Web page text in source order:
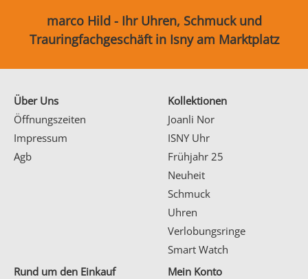
marco Hild - Ihr Uhren, Schmuck und
Trauringfachgeschäft in Isny am Marktplatz
Über Uns
Öffnungszeiten
Impressum
Agb
Kollektionen
Joanli Nor
ISNY Uhr
Frühjahr 25
Neuheit
Schmuck
Uhren
Verlobungsringe
Smart Watch
Rund um den Einkauf
Mein Konto